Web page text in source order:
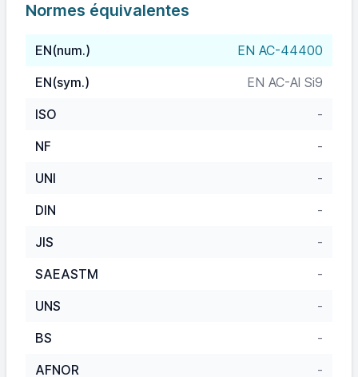
Normes équivalentes
EN(num.)
EN AC-44400
EN(sym.)
EN AC-Al Si9
ISO
-
NF
-
UNI
-
DIN
-
JIS
-
SAEASTM
-
UNS
-
BS
-
AFNOR
-